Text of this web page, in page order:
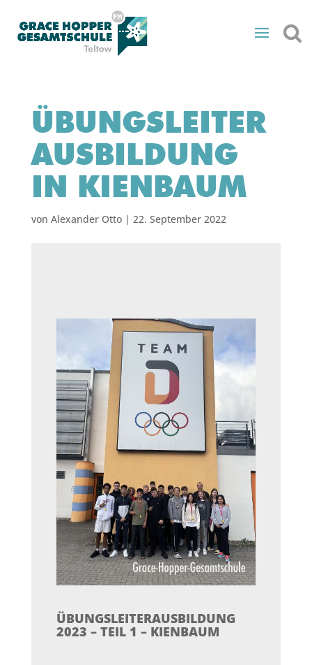
ÜBUNGSLEITER
AUSBILDUNG
IN KIENBAUM
von Alexander Otto| 22. September 2022
ÜBUNGSLEITERAUSBILDUNG
2023 – TEIL 1 – KIENBAUM